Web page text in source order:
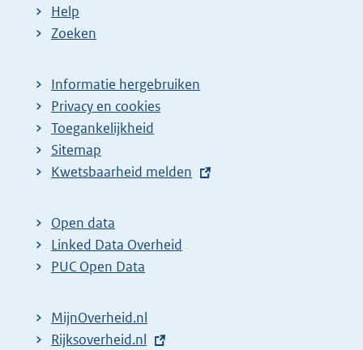
a
n
a
z
o
k
r
e
u
l
Help
Zoeken
Informatie hergebruiken
Privacy en cookies
Toegankelijkheid
Sitemap
E
t
e
r
l
Kwetsbaarheid melden
Open data
Linked Data Overheid
PUC Open Data
MijnOverheid.nl
E
Rijksoverheid.nl